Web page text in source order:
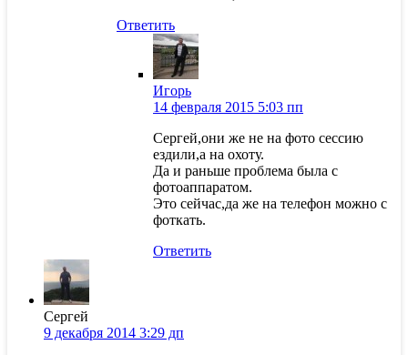
Ответить
Игорь
14 февраля 2015 5:03 пп
Сергей,они же не на фото сессию
ездили,а на охоту.
Да и раньше проблема была с
фотоаппаратом.
Это сейчас,да же на телефон можно с
фоткать.
Ответить
Сергей
9 декабря 2014 3:29 дп